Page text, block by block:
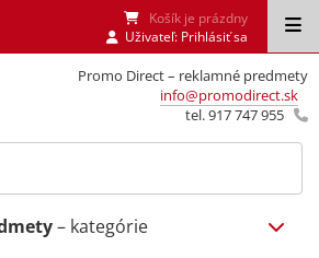
Promo Direct – reklamné predmety
info@promodirect.sk
tel. 917 747 955
Košík je prázdny
Uživateľ: Prihlásiť sa
– kategórie